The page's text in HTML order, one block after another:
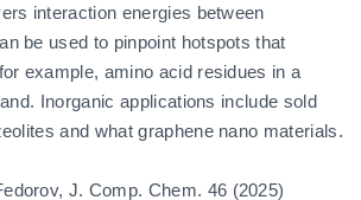
interaction energies between
be used to pinpoint hotspots that
example, amino acid residues in a
Inorganic applications include sold
and what graphene nano materials.
J. Comp. Chem. 46 (2025)